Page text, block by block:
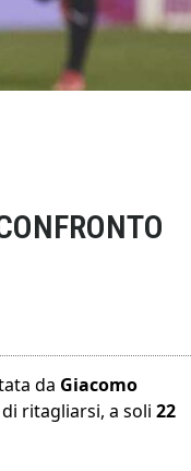
da Giacomo
ritagliarsi, a soli 22